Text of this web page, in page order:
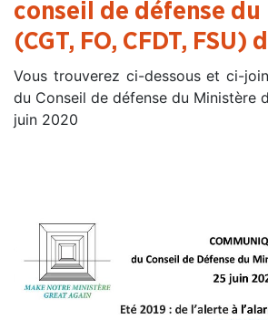
conseil de défense
(CGT, FO, CFDT, FSU)
Vous trouverez ci-dessous et ci-
du Conseil de défense du Ministère
juin 2020